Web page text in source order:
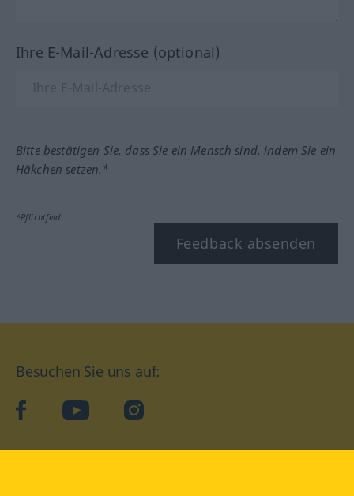
Ihre E-Mail-Adresse (optional)
Bitte bestätigen Sie, dass Sie ein Mensch sind, indem Sie ein
Häkchen setzen.*
*Pflichtfeld
Feedback absenden
Besuchen Sie uns auf:
facebookYouTube Instagram